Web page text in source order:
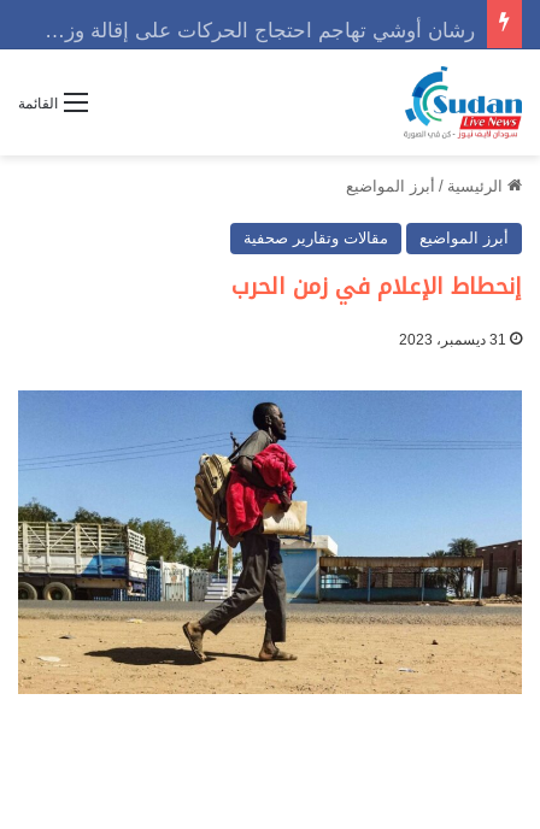
القائمة
الرئيسية / أبرز المواضيع
أبرز المواضيع مقالات وتقارير صحفية
إنحطاط الإعلام في زمن الحرب
31 ديسمبر، 2023